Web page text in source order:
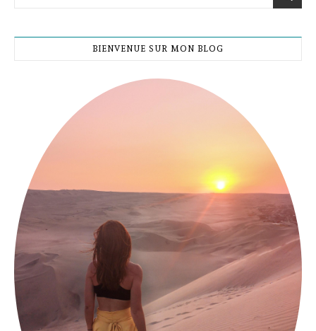
BIENVENUE SUR MON BLOG